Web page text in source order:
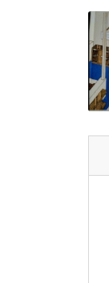
인
인
있
상
아
지
하